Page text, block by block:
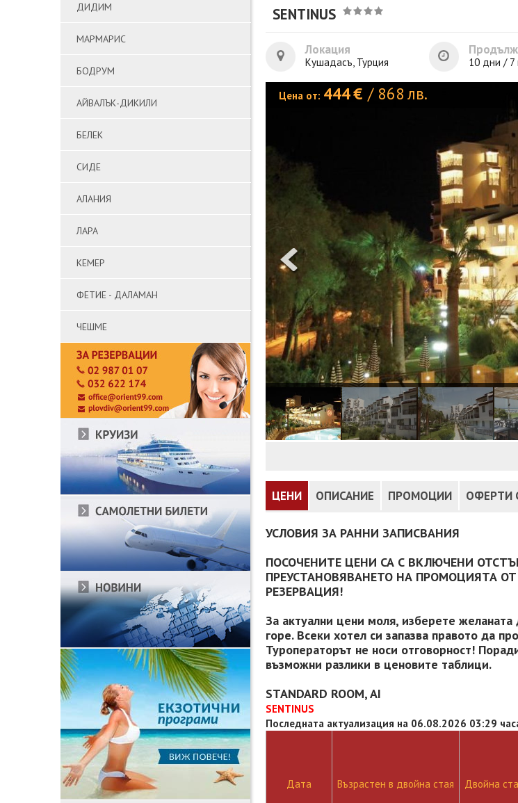
ДИДИМ
МАРМАРИС
БОДРУМ
АЙВАЛЪК-ДИКИЛИ
БЕЛЕК
СИДЕ
АЛАНИЯ
ЛАРА
КЕМЕР
ФЕТИЕ - ДАЛАМАН
ЧЕШМЕ
SENTINUS
Локация
Кушадасъ, Турция 10 дни / 7
Цена от: 444€ / 868 лв.
ЦЕНИ ОПИСАНИЕ ПРОМОЦИИ ОФЕРТИ
УСЛОВИЯ ЗА РАННИ ЗАПИСВАНИЯ
ПОСОЧЕНИТЕ ЦЕНИ СА С ВКЛЮЧЕНИ
ПРЕУСТАНОВЯВАНЕТО НА ПРОМОЦИЯТА
РЕЗЕРВАЦИЯ!
За актуални цени моля, изберете
горе. Всеки хотел си запазва правото да
Туроператорът не носи отговорност!
възможни разлики в ценовите таблици.
STANDARD ROOM, AI
SENTINUS
Последната актуализация на 06.08.2026 03:29
Дата Възрастен в двойна стая Двойна